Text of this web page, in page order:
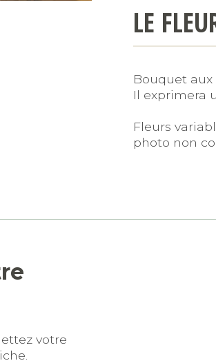
LE
Bouquet aux
Il exprimera
Fleurs
photo non
votre